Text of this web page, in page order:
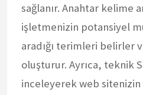
sağlanır. Anahtar kelime
işletmenizin potansiyel
aradığı terimleri belirler
oluşturur. Ayrıca, teknik
inceleyerek web sitenizin